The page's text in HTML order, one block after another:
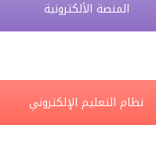
المنصة الألكترونية
نظام التعليم الإلكتروني